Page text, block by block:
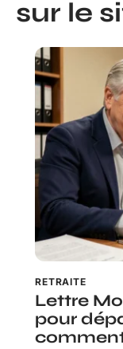
sur le
RETRAITE
Lettre
pour